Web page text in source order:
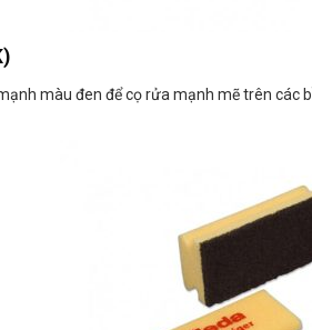
màu đen để cọ rửa mạnh mẽ trên các